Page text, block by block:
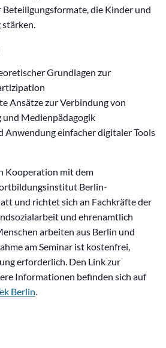
die Kinder und
stärken.
Grundlagen zur
Ansätze zur Verbindung von
Medienpädagogik
Anwendung einfacher digitaler Tools
Kooperation mit dem
Berlin-
und richtet sich an Fachkräfte der
und ehrenamtlich
arbeiten aus Berlin und
am Seminar ist kostenfrei,
erforderlich. Den Link zur
Informationen befinden sich auf
Berlin.